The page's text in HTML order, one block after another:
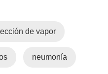
de vapor
neumonía